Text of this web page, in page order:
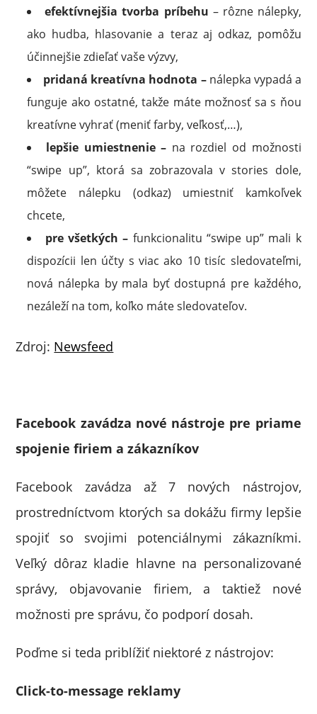
efektívnejšia tvorba príbehu – rôzne nálepky,
ako hudba, hlasovanie a teraz aj odkaz, pomôžu
účinnejšie zdieľať vaše výzvy,
pridaná kreatívna hodnota – nálepka vypadá a
funguje ako ostatné, takže máte možnosť sa s ňou
kreatívne vyhrať (meniť farby, veľkosť,…),
lepšie umiestnenie – na rozdiel od možnosti
“swipe up”, ktorá sa zobrazovala v stories dole,
môžete nálepku (odkaz) umiestniť kamkoľvek
chcete,
pre všetkých – funkcionalitu “swipe up” mali k
dispozícii len účty s viac ako 10 tisíc sledovateľmi,
nová nálepka by mala byť dostupná pre každého,
nezáleží na tom, koľko máte sledovateľov.
Zdroj: Newsfeed
Facebook zavádza nové nástroje pre priame
spojenie firiem a zákazníkov
Facebook zavádza až 7 nových nástrojov,
prostredníctvom ktorých sa dokážu firmy lepšie
spojiť so svojimi potenciálnymi zákazníkmi.
Veľký dôraz kladie hlavne na personalizované
správy, objavovanie firiem, a taktiež nové
možnosti pre správu, čo podporí dosah.
Poďme si teda priblížiť niektoré z nástrojov:
Click-to-message reklamy